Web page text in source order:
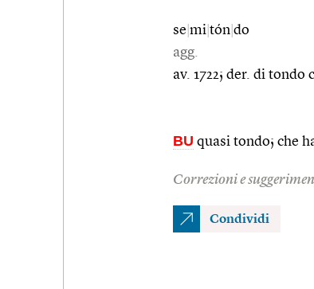
se mi tón do
agg.
av. 1722; der. di tondo
BU quasi tondo; che
Correzioni e
Condividi